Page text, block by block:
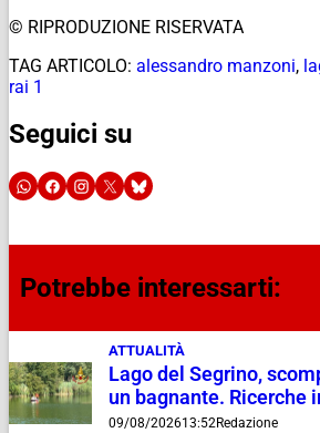
© RIPRODUZIONE RISERVATA
TAG ARTICOLO: alessandro manzoni,
rai 1
Seguici su
Potrebbe interessarti:
ATTUALITÀ
Lago del Segrino,
un bagnante. Ricerche
09/08/202613:52Redazione